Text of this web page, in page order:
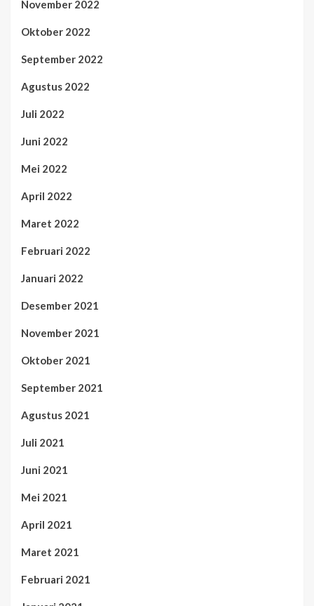
November 2022
Oktober 2022
September 2022
Agustus 2022
Juli 2022
Juni 2022
Mei 2022
April 2022
Maret 2022
Februari 2022
Januari 2022
Desember 2021
November 2021
Oktober 2021
September 2021
Agustus 2021
Juli 2021
Juni 2021
Mei 2021
April 2021
Maret 2021
Februari 2021